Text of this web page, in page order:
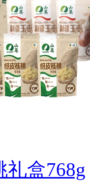
盒768g